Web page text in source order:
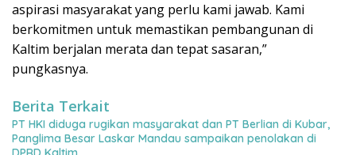
aspirasi masyarakat yang perlu kami jawab. Kami
berkomitmen untuk memastikan pembangunan di
Kaltim berjalan merata dan tepat sasaran,”
pungkasnya.
Berita Terkait
PT HKI diduga rugikan masyarakat dan PT Berlian di Kubar,
Panglima Besar Laskar Mandau sampaikan penolakan di